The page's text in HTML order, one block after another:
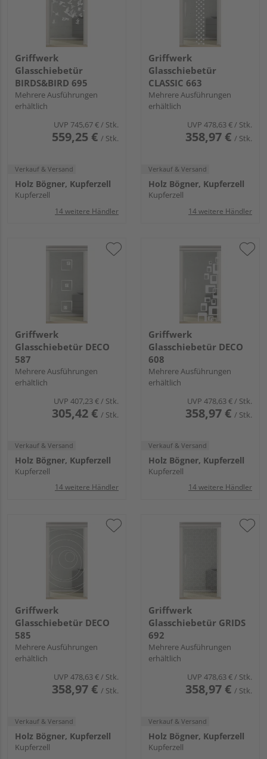
Griffwerk
Glasschiebetür
BIRDS&BIRD 695
Mehrere Ausführungen
erhältlich
UVP 745,67 €/ Stk.
559,25 € / Stk.
Verkauf & Versand
Holz Bögner, Kupferzell
Kupferzell
14 weitere Händler
Griffwerk
Glasschiebetür
CLASSIC 663
Mehrere Ausführungen
erhältlich
UVP 478,63 €/ Stk.
358,97 € / Stk.
Verkauf & Versand
Holz Bögner, Kupferzell
Kupferzell
14 weitere Händler
Griffwerk
Glasschiebetür DECO
587
Mehrere Ausführungen
erhältlich
UVP 407,23 €/ Stk.
305,42 € / Stk.
Verkauf & Versand
Holz Bögner, Kupferzell
Kupferzell
14 weitere Händler
Griffwerk
Glasschiebetür DECO
608
Mehrere Ausführungen
erhältlich
UVP 478,63 €/ Stk.
358,97 € / Stk.
Verkauf & Versand
Holz Bögner, Kupferzell
Kupferzell
14 weitere Händler
Griffwerk
Glasschiebetür DECO
585
Mehrere Ausführungen
erhältlich
UVP 478,63 €/ Stk.
358,97 € / Stk.
Verkauf & Versand
Holz Bögner, Kupferzell
Kupferzell
Griffwerk
Glasschiebetür GRIDS
692
Mehrere Ausführungen
erhältlich
UVP 478,63 €/ Stk.
358,97 € / Stk.
Verkauf & Versand
Holz Bögner, Kupferzell
Kupferzell